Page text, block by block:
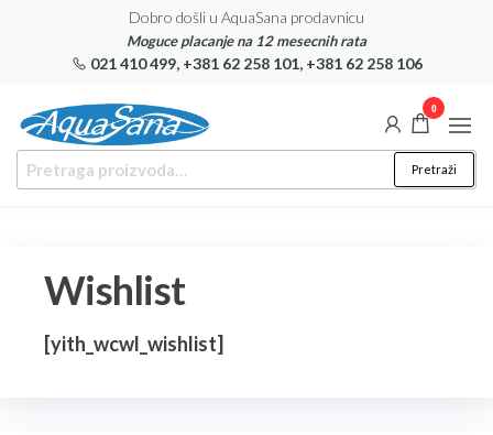
Dobro došli u AquaSana prodavnicu
Moguce placanje na 12 mesecnih rata
021 410 499, +381 62 258 101, +381 62 258 106
Aqua
Sana
AquaSana
– Uređaji
za
za:
Pretraži
0
Wishlist
[yith_wcwl_wishlist]